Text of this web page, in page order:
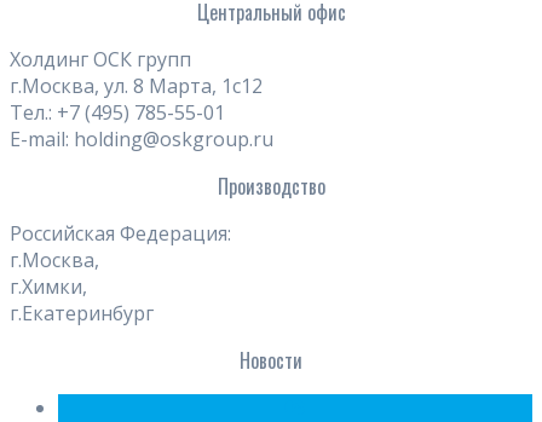
Центральный офис
Холдинг ОСК групп
г.Москва, ул. 8 Марта, 1с12
Тел.: +7 (495) 785-55-01
E-mail: holding@oskgroup.ru
Производство
Российская Федерация:
г.Москва,
г.Химки,
г.Екатеринбург
Новости